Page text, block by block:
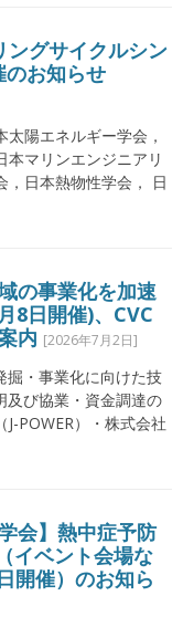
ングサイクルシン
お知らせ
太陽エネルギー学会，
マリンエンジニアリ
，日本熱物性学会， 日
の事業化を加速
8日開催)、CVC
内 [2026年7月2日]
掘・事業化に向けた技
及び協業・資金調達の
POWER）・株式会社
会】熱中症予防
イベント会場な
開催）のお知ら